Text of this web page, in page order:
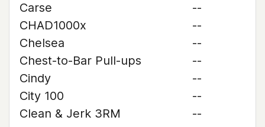
Carse
--
CHAD1000x
--
Chelsea
--
Chest-to-Bar Pull-ups
--
Cindy
--
City 100
--
Clean & Jerk 3RM
--